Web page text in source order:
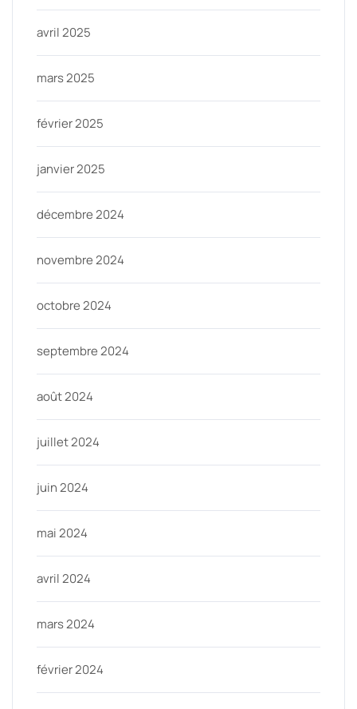
avril 2025
mars 2025
février 2025
janvier 2025
décembre 2024
novembre 2024
octobre 2024
septembre 2024
août 2024
juillet 2024
juin 2024
mai 2024
avril 2024
mars 2024
février 2024